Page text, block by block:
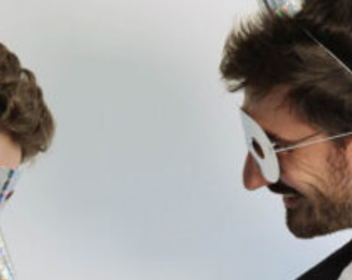
RENI ALLEIN ZU HAUS – SVENI
In der Weihnachtssendung geht der
Samichlaus hoch hinaus. In den Zoo, aufs
Dach und in die Luft – nur ins Schlafzimmer
darf er nicht. Wir erklären, warum sich ein
Tipp-Ex mehr lohnt als Marronis zu
verkaufen. Zudem: In der Ostschweiz
fehlen die Eier, in Zürich hat es aber zum
Glück genug Rüebli – denn nur mit schönen
Füssen wird man zum Sir.